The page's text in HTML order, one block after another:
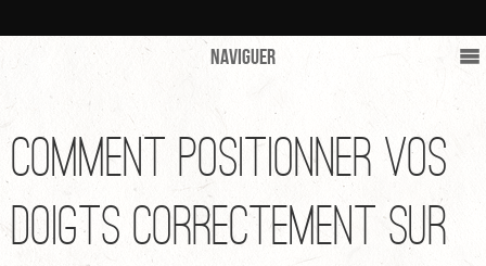
Naviguer
Comment Positionner Vos
Doigts Correctement sur